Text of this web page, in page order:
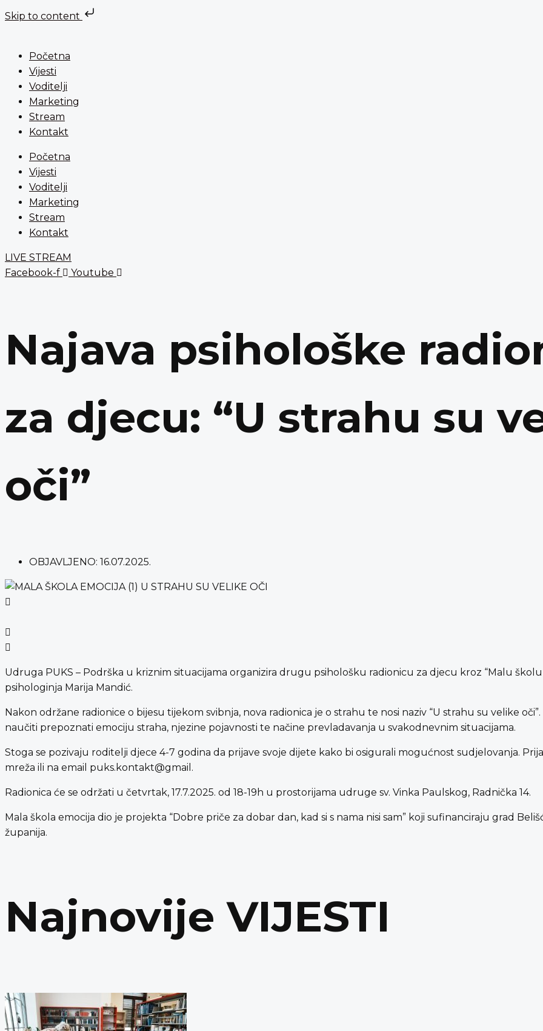
Skip to content
sadržajPočetna
Vijesti
Voditelji
Marketing
Stream
Kontakt
Početna
Vijesti
Voditelji
Marketing
Stream
Kontakt
LIVE STREAM
Facebook-f
Youtube
Najava psihološke
za djecu: “U strahu su
oči”
OBJAVLJENO: 16.07.2025.
Udruga PUKS – Podrška u kriznim situacijama organizira drugu psihološku radionicu za djecu kroz “Malu
psihologinja Marija Mandić.
Nakon održane radionice o bijesu tijekom svibnja, nova radionica je o strahu te nosi naziv “U strahu su velike
naučiti prepoznati emociju straha, njezine pojavnosti te načine prevladavanja u svakodnevnim situacijama.
Stoga se pozivaju roditelji djece 4-7 godina da prijave svoje dijete kako bi osigurali mogućnost sudjelovanja.
mreža ili na email puks.kontakt@gmail.
Radionica će se održati u četvrtak, 17.7.2025. od 18-19h u prostorijama udruge sv. Vinka Paulskog, Radnička 14.
Mala škola emocija dio je projekta “Dobre priče za dobar dan, kad si s nama nisi sam” koji sufinanciraju grad
županija.
Najnovije VIJESTI